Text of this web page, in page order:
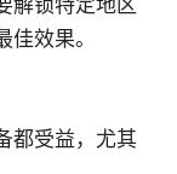
解锁特定地区
效果。
都受益，尤其